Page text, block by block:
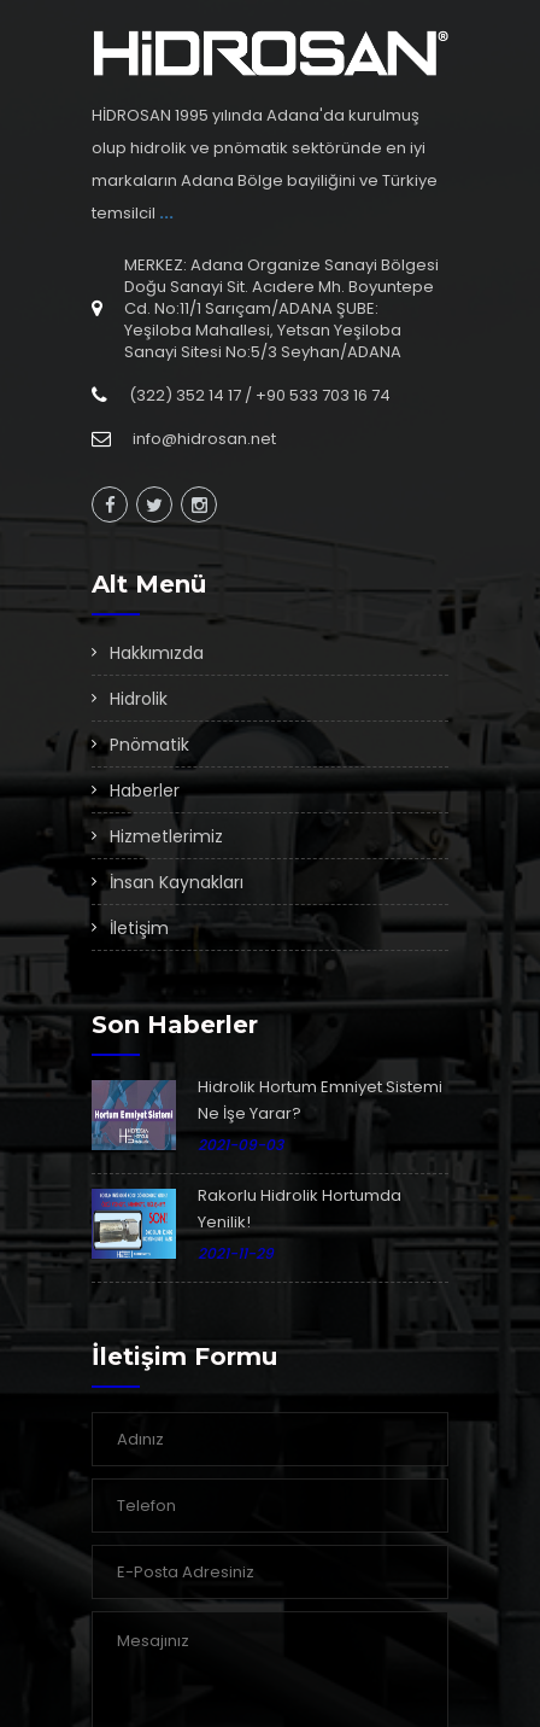
HİDROSAN 1995 yılında Adana'da kurulmuş
olup hidrolik ve pnömatik sektöründe en iyi
markaların Adana Bölge bayiliğini ve Türkiye
temsilcil ...
MERKEZ: Adana Organize Sanayi Bölgesi
Doğu Sanayi Sit. Acıdere Mh. Boyuntepe
Cd. No:11/1 Sarıçam/ADANA ŞUBE:
Yeşiloba Mahallesi, Yetsan Yeşiloba
Sanayi Sitesi No:5/3 Seyhan/ADANA
(322) 352 14 17 / +90 533 703 16 74
info@hidrosan.net
Alt Menü
Hakkımızda
Hidrolik
Pnömatik
Haberler
Hizmetlerimiz
İnsan Kaynakları
İletişim
Son Haberler
Hidrolik Hortum Emniyet Sistemi
Ne İşe Yarar?
2021-09-03
Rakorlu Hidrolik Hortumda
Yenilik!
2021-11-29
İletişim Formu